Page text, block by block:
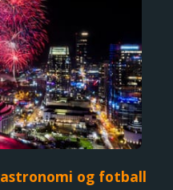
og fotball